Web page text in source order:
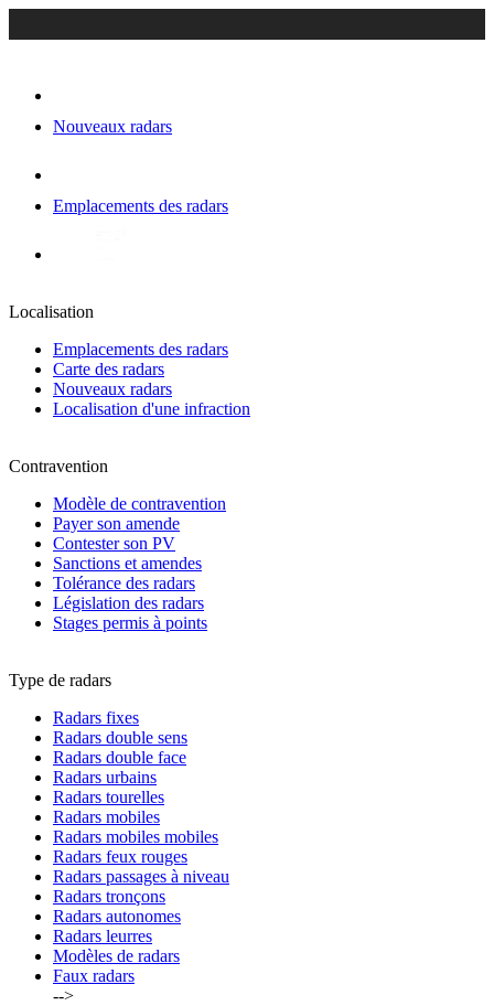
Nouveaux radars
Emplacements des radars
Localisation
Emplacements des radars
Carte des radars
Nouveaux radars
Localisation d'une infraction
Contravention
Modèle de contravention
Payer son amende
Contester son PV
Sanctions et amendes
Tolérance des radars
Législation des radars
Stages permis à points
Type de radars
Radars fixes
Radars double sens
Radars double face
Radars urbains
Radars tourelles
Radars mobiles
Radars mobiles mobiles
Radars feux rouges
Radars passages à niveau
Radars tronçons
Radars autonomes
Radars leurres
Modèles de radars
Faux radars
-->